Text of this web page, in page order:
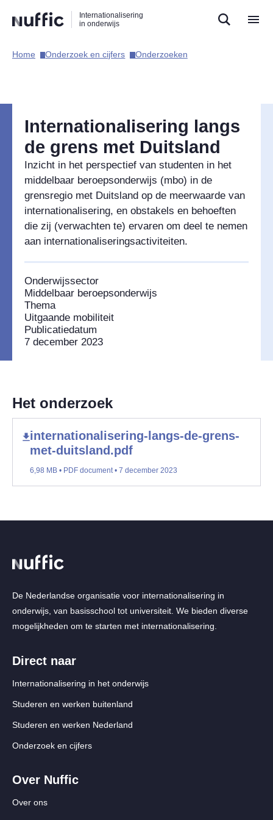
naar
zoekfunctie
naar
hoofdnavigatie
naar
inhoud
Internationalisering
in onderwijs
Hoofdnavigatie
Home​ Onderzoek en cijfers​ Onderzoeken​
Internationalisering langs
de grens met Duitsland
Inzicht in het perspectief van studenten in het
middelbaar beroepsonderwijs (mbo) in de
grensregio met Duitsland op de meerwaarde van
internationalisering, en obstakels en behoeften
die zij (verwachten te) ervaren om deel te nemen
aan internationaliseringsactiviteiten.
Onderwijssector
Middelbaar beroepsonderwijs
Thema
Uitgaande mobiliteit
Publicatiedatum
7 december 2023
Het onderzoek
internationalisering-langs-de-grens-
met-duitsland.pdf
6,98 MB • PDF document • 7 december 2023
De Nederlandse organisatie voor internationalisering in
onderwijs, van basisschool tot universiteit. We bieden diverse
mogelijkheden om te starten met internationalisering.
Direct naar
Internationalisering in het onderwijs
Studeren en werken buitenland
Studeren en werken Nederland
Onderzoek en cijfers
Over Nuffic
Over ons